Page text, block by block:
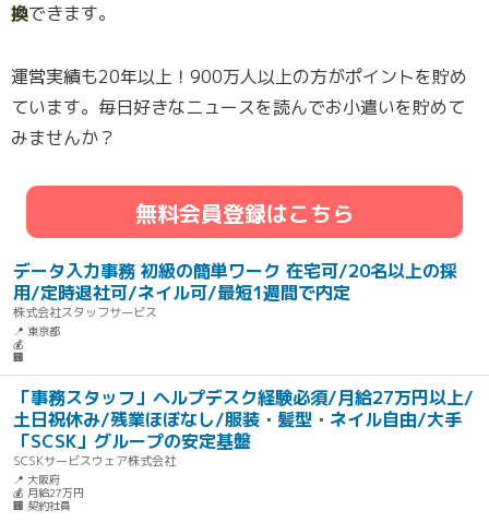
換できます。
運営実績も20年以上！900万人以上の方がポイントを貯め
ています。毎日好きなニュースを読んでお小遣いを貯めて
みませんか？
無料会員登録はこちら
データ入力事務 初級の簡単ワーク 在宅可/20名以上の採
用/定時退社可/ネイル可/最短1週間で内定
株式会社スタッフサービス
📍 東京都
💰
🏢
「事務スタッフ」ヘルプデスク経験必須/月給27万円以上/
土日祝休み/残業ほぼなし/服装・髪型・ネイル自由/大手
「SCSK」グループの安定基盤
SCSKサービスウェア株式会社
📍 大阪府
💰 月給27万円
🏢 契約社員